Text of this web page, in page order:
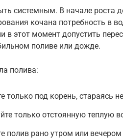
системным. В начале роста
кочана потребность в
в этот момент допустить
поливе или дожде.
полива:
только под корень, стараясь
только отстоянную теплую
полив рано утром или